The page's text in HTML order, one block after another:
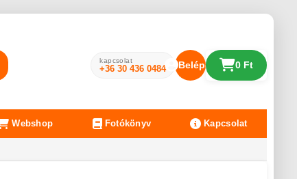
kapcsolat
+36 30 436 0484 Belépés 0 Ft
Webshop Fotókönyv Kapcsolat